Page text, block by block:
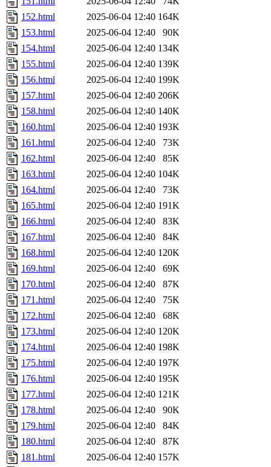
152.html
2025-06-04 12:40 164K
153.html
2025-06-04 12:40
90K
154.html
2025-06-04 12:40 134K
155.html
2025-06-04 12:40 139K
156.html
2025-06-04 12:40 199K
157.html
2025-06-04 12:40 206K
158.html
2025-06-04 12:40 140K
160.html
2025-06-04 12:40 193K
161.html
2025-06-04 12:40
73K
162.html
2025-06-04 12:40
85K
163.html
2025-06-04 12:40 104K
164.html
2025-06-04 12:40
73K
165.html
2025-06-04 12:40 191K
166.html
2025-06-04 12:40
83K
167.html
2025-06-04 12:40
84K
168.html
2025-06-04 12:40 120K
169.html
2025-06-04 12:40
69K
170.html
2025-06-04 12:40
87K
171.html
2025-06-04 12:40
75K
172.html
2025-06-04 12:40
68K
173.html
2025-06-04 12:40 120K
174.html
2025-06-04 12:40 198K
175.html
2025-06-04 12:40 197K
176.html
2025-06-04 12:40 195K
177.html
2025-06-04 12:40 121K
178.html
2025-06-04 12:40
90K
179.html
2025-06-04 12:40
84K
180.html
2025-06-04 12:40
87K
181.html
2025-06-04 12:40 157K